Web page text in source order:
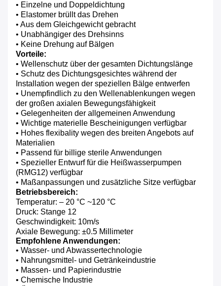
• Einzelne und Doppeldichtung
• Elastomer brüllt das Drehen
• Aus dem Gleichgewicht gebracht
• Unabhängiger des Drehsinns
• Keine Drehung auf Bälgen
Vorteile:
• Wellenschutz über der gesamten Dichtungslänge
• Schutz des Dichtungsgesichtes während der
Installation wegen der speziellen Bälge entwerfen
• Unempfindlich zu den Wellenablenkungen wegen
der großen axialen Bewegungsfähigkeit
• Gelegenheiten der allgemeinen Anwendung
• Wichtige materielle Bescheinigungen verfügbar
• Hohes flexibality wegen des breiten Angebots auf
Materialien
• Passend für billige sterile Anwendungen
• Spezieller Entwurf für die Heißwasserpumpen
(RMG12) verfügbar
• Maßanpassungen und zusätzliche Sitze verfügbar
Betriebsbereich:
Temperatur: – 20 °C ~120 °C
Druck: Stange 12
Geschwindigkeit: 10m/s
Axiale Bewegung: ±0.5 Millimeter
Empfohlene Anwendungen:
• Wasser- und Abwassertechnologie
• Nahrungsmittel- und Getränkeindustrie
• Massen- und Papierindustrie
• Chemische Industrie